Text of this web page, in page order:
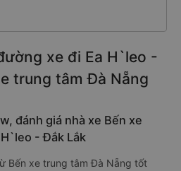
xe đi Ea H`leo -
trung tâm Đà Nẵng
đánh giá nhà xe Bến xe
- Đắk Lắk
Bến xe trung tâm Đà Nẵng tốt